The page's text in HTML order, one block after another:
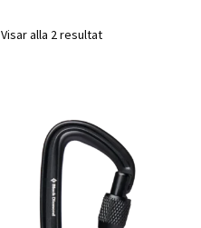
Visar alla 2 resultat